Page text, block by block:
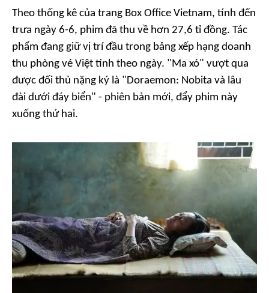
Theo thống kê của trang Box Office Vietnam, tính đến
trưa ngày 6-6, phim đã thu về hơn 27,6 tỉ đồng. Tác
phẩm đang giữ vị trí đầu trong bảng xếp hạng doanh
thu phòng vé Việt tính theo ngày. "Ma xó" vượt qua
được đối thủ nặng ký là "Doraemon: Nobita và lâu
đài dưới đáy biển" - phiên bản mới, đẩy phim này
xuống thứ hai.